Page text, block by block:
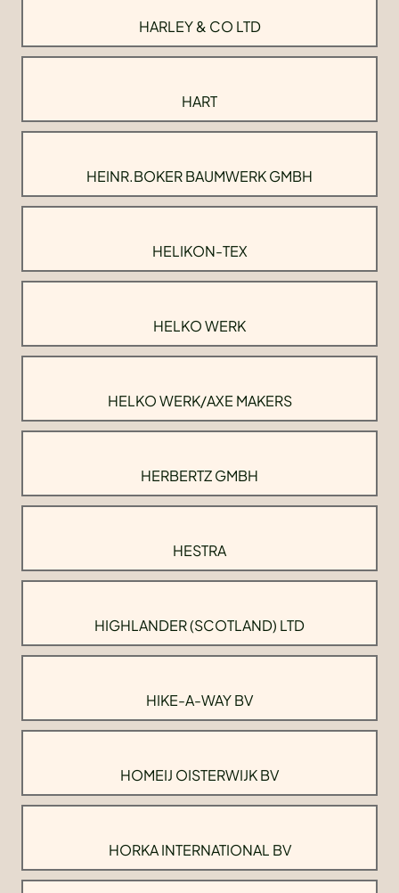
HARLEY & CO LTD
HART
HEINR.BOKER BAUMWERK GMBH
HELIKON-TEX
HELKO WERK
HELKO WERK/AXE MAKERS
HERBERTZ GMBH
HESTRA
HIGHLANDER (SCOTLAND) LTD
HIKE-A-WAY BV
HOMEIJ OISTERWIJK BV
HORKA INTERNATIONAL BV